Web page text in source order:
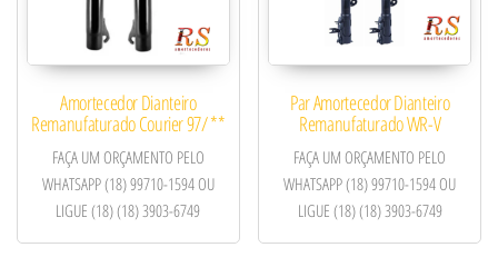
Amortecedor Dianteiro
Remanufaturado Courier 97/ **
FAÇA UM ORÇAMENTO PELO
WHATSAPP (18) 99710-1594 OU
LIGUE (18) (18) 3903-6749
Par Amortecedor Dianteiro
Remanufaturado WR-V
FAÇA UM ORÇAMENTO PELO
WHATSAPP (18) 99710-1594 OU
LIGUE (18) (18) 3903-6749